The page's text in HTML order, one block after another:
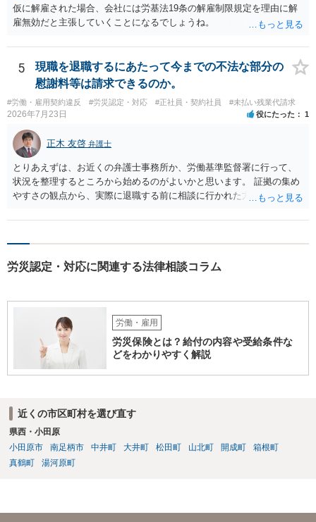
第三者の賠償責任も考えられます。 労災で支払われた分は、損害額か
ら控除（損益相殺）されますが、それを超えた部分は、会社もしく
が・・・）。極めて専門的な話ですので、詳細もしくは対応を最寄り
の弁護士にご相談ください。 以上、ご参考まで。
仮に解雇された場合、会社には労基法19条の解雇制限規定を理由に解
雇無効だと主張していくことになるでしょうね。
5
現職を退職するにあたって今までの不法な部分の
慰謝料等は請求できるのか。
#労働・雇用契約違反 #労災認定・対応 #正社員・契約社員 #未払い残業代請求
2026年7月23日 役にたった 1
正木 友啓 弁護士
とりあえずは、お近くの弁護士事務所か、労働基準監督署に行って、
状況を整理するところから始めるのがよいかと思います。 証拠の集め
やすさの観点から、実際に退職する前に相談に行かれた方がよいかと
労災認定・対応に関連する法律相談コラム
労働・雇用
労災保険とは？給付の内容や受給条件な
どをわかりやすく解説
近くの市区町村を選び直す
県西・小田原
小田原市
南足柄市 中井町 大井町 松田町 山北町 開成町
箱根町
真鶴町
湯河原町